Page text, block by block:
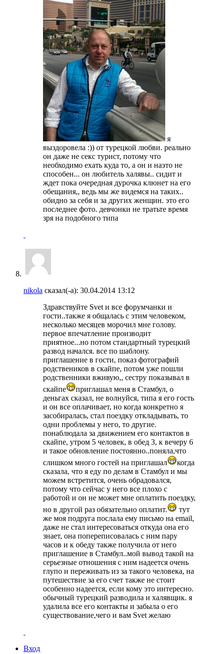
я
выздоровела :)) от турецкой любви. реально
он даже не секс турист, потому что
необходимо ехать куда то, а он и наэто не
способен... он любитель халявы.. сидит и
ждет пока очередная дурочка клюнет на его
обещания,, ведь мы же видемся на таких..
обидно за себя и за других женщин. это его
последнее фото. девчонки не тратьте время
зря на подобного типа
nikola сказал(-а): 30.04.2014 13:12
Здравствуйте Svet и все форумчанки и
гости..также я общалась с этим человеком,
несколько месяцев морочил мне голову.
первое впечатление производит
приятное...но потом стандартный турецкий
развод начался. все по шаблону.
приглашение в гости, показ фотографий
родствеников в скайпе, потом уже пошли
родственники вживую,, сестру показывал в
скайпе
приглашал меня в Стамбул, о
деньгах сказал, не волнуйся, типа я его гость
и он все оплачивает, но когда конкретно я
засобиралась, стал поездку откладывать, то
одни проблемы у него, то другие.
понаблюдала за движением его контактов в
скайпе, утром 5 человек, в обед 3, к вечеру 6
и такое обновление постоянно..поняла,что
слишком много гостей на приглашал
когда
сказала, что я еду по делам в Стамбул и мы
можем встретится, очень обрадовался,
потому что сейчас у него все плохо с
работой и он не может мне оплатить поездку,
но в другой раз обязательно оплатит.
тут
же моя подруга послала ему письмо на email,
даже не стал интересоваться откуда она его
знает, она попереписовалась с ним пару
часов и к обеду также получила от него
приглашение в Стамбул..мой вывод такой на
серьезные отношения с ним надеется очень
глупо и переживать из за такого человека, на
путешествие за его счет также не стоит
особенно надеется, если кому это интересно.
обычный турецкий разводила и халявщик. я
удалила все его контакты и забыла о его
существование,чего и вам Svet желаю
Вход